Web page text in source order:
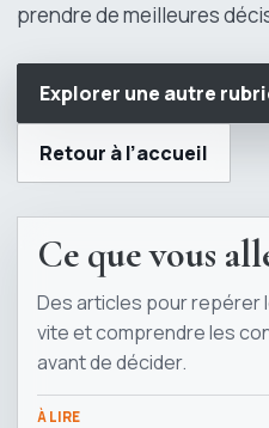
prendre de meilleures
Explorer une autre
Retour à l’accueil
Ce que vous
Des articles pour repérer
vite et comprendre les
avant de décider.
À LIRE